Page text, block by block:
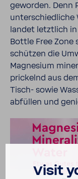
geworden. Denn
unterschiedliche
landet letztlich
Bottle Free Zone
schützen die
Magnesium
prickelnd aus
Tisch- sowie
abfüllen und
Visit